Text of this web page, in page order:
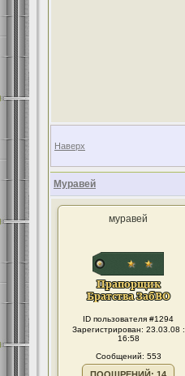
Наверх
Муравей
муравей
ID пользователя #1294
Зарегистрирован: 23.03.08 :
16:58
Сообщений: 553